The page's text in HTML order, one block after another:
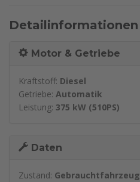
Detailinformationen
Motor & Getriebe
Kraftstoff: Diesel
Getriebe: Automatik
Leistung: 375 kW (510PS)
Daten
Zustand: Gebrauchtfahrzeug